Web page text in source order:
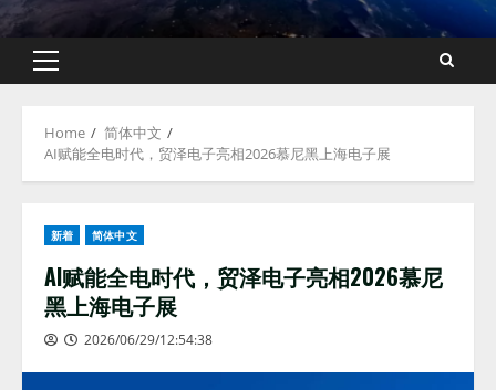
Primary
Home
简体中文
AI赋能全电时代，贸泽电子亮相2026慕尼黑上海电子展
新着 简体中文
AI赋能全电时代，贸泽电子亮相2026慕尼
黑上海电子展
2026/06/29/12:54:38